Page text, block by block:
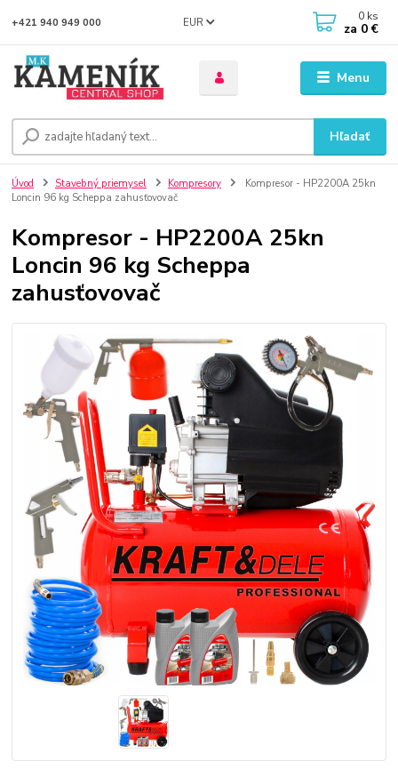
Menu
EUR
Hľadať
+421 940 949 000 0 ks
za 0 €
Úvod Stavebný priemysel Kompresory
Kompresor - HP2200A 25kn
Loncin 96 kg Scheppa zahusťovovač
Kompresor - HP2200A 25kn
Loncin 96 kg Scheppa
zahusťovovač